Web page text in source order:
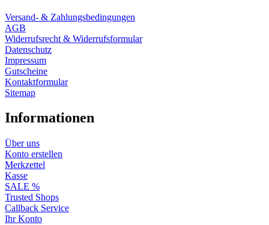
Versand- & Zahlungsbedingungen
AGB
Widerrufsrecht & Widerrufsformular
Datenschutz
Impressum
Gutscheine
Kontaktformular
Sitemap
Informationen
Über uns
Konto erstellen
Merkzettel
Kasse
SALE %
Trusted Shops
Callback Service
Ihr Konto